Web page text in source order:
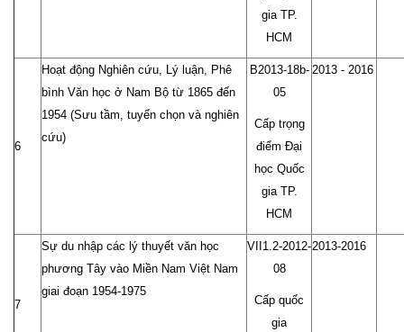
gia TP.
HCM
6
Hoạt động Nghiên cứu, Lý luận, Phê
bình Văn học ở Nam Bộ từ 1865 đến
1954 (Sưu tầm, tuyển chọn và nghiên
cứu)
B2013-18b-
05
Cấp trọng
điểm Đại
học Quốc
gia TP.
HCM
2013 - 2016
7
Sự du nhập các lý thuyết văn học
phương Tây vào Miền Nam Việt Nam
giai đoạn 1954-1975
VII1.2-2012-
08
Cấp quốc
gia
2013-2016